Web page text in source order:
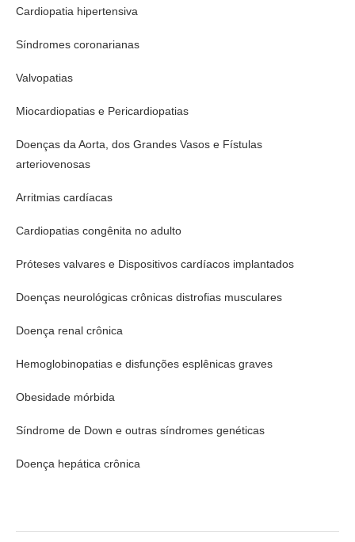
Cardiopatia hipertensiva
Síndromes coronarianas
Valvopatias
Miocardiopatias e Pericardiopatias
Doenças da Aorta, dos Grandes Vasos e Fístulas
arteriovenosas
Arritmias cardíacas
Cardiopatias congênita no adulto
Próteses valvares e Dispositivos cardíacos implantados
Doenças neurológicas crônicas distrofias musculares
Doença renal crônica
Hemoglobinopatias e disfunções esplênicas graves
Obesidade mórbida
Síndrome de Down e outras síndromes genéticas
Doença hepática crônica